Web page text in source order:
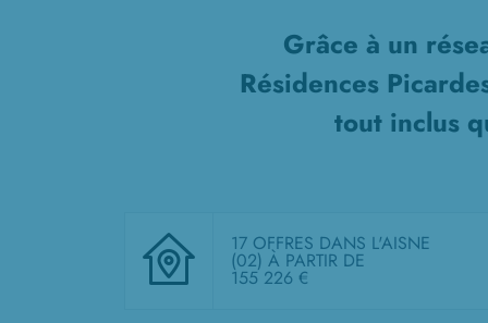
Grâce à un
Résidences
tout inclus
17 OFFRES DANS L'AISNE
(02) À PARTIR DE
155 226 €